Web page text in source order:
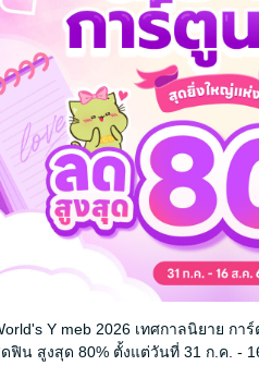
Y meb 2026 เทศกาลนิยาย ก
ฟิน สูงสุด 80% ตั้งแต่วันที่ 31 ก.ค. -